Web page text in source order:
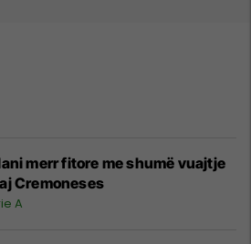
merr fitore me shumë vuajtje
Cremoneses
A